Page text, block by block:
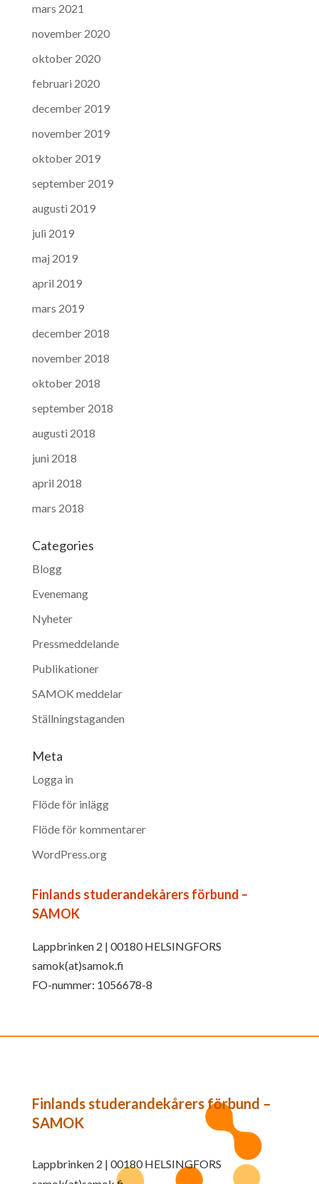
mars 2021
november 2020
oktober 2020
februari 2020
december 2019
november 2019
oktober 2019
september 2019
augusti 2019
juli 2019
maj 2019
april 2019
mars 2019
december 2018
november 2018
oktober 2018
september 2018
augusti 2018
juni 2018
april 2018
mars 2018
Categories
Blogg
Evenemang
Nyheter
Pressmeddelande
Publikationer
SAMOK meddelar
Ställningstaganden
Meta
Logga in
Flöde för inlägg
Flöde för kommentarer
WordPress.org
Finlands studerandekårers förbund –
SAMOK
Lappbrinken 2 | 00180 HELSINGFORS
samok(at)samok.fi
FO-nummer: 1056678-8
Finlands studerandekårers förbund –
SAMOK
Lappbrinken 2 | 00180 HELSINGFORS